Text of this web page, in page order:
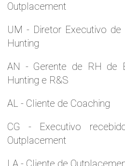
Outplacement
UM - Diretor Executivo
Hunting
AN - Gerente de RH de
Hunting e R&S
AL - Cliente de Coaching
CG - Executivo
Outplacement
LA - Cliente de